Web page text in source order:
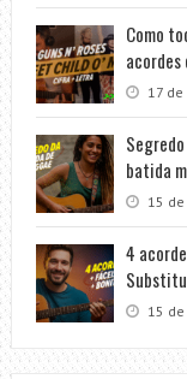
Como
17
batida
15
4
15